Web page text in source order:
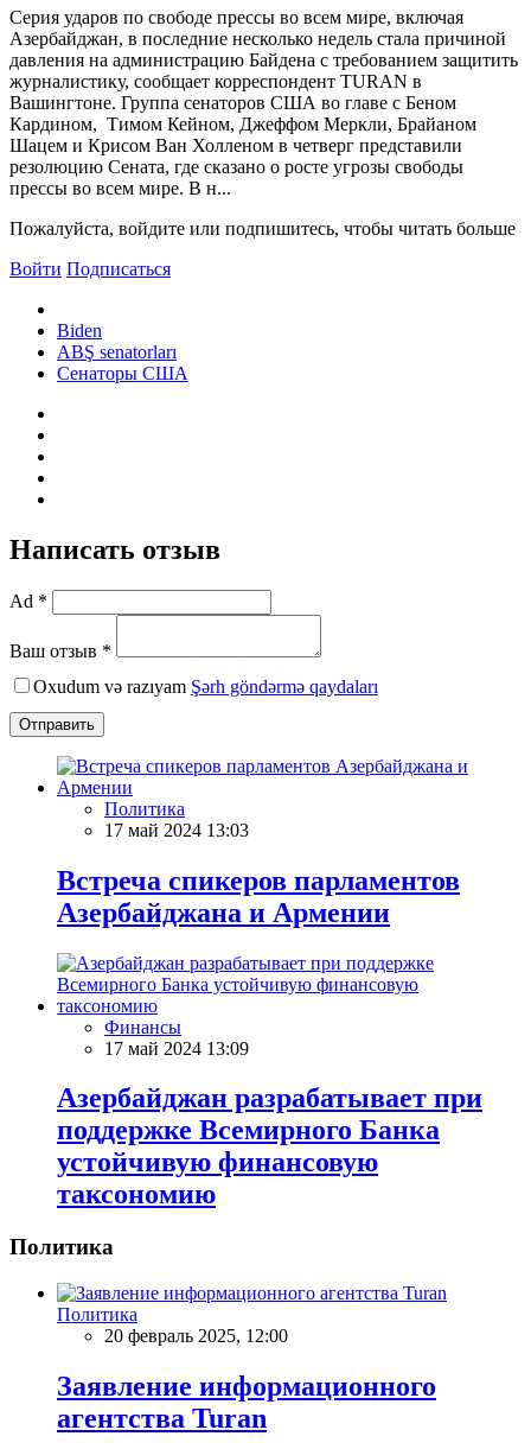
Серия ударов по свободе прессы во всем мире, включая
Азербайджан, в последние несколько недель стала причиной
давления на администрацию Байдена с требованием защитить
журналистику, сообщает корреспондент TURAN в
Вашингтоне. Группа сенаторов США во главе с Беном
Кардином, Тимом Кейном, Джеффом Меркли, Брайаном
Шацем и Крисом Ван Холленом в четверг представили
резолюцию Сената, где сказано о росте угрозы свободы
прессы во всем мире. В н...
Пожалуйста, войдите или подпишитесь, чтобы читать больше
Войти Подписаться
Biden
ABŞ senatorları
Сенаторы США
Написать отзыв
Ad *
Ваш отзыв *
Oxudum və razıyam Şərh göndərmə qaydaları
Отправить
Политика
17 май 2024 13:03
Встреча спикеров парламентов
Азербайджана и Армении
Финансы
17 май 2024 13:09
Азербайджан разрабатывает при
поддержке Всемирного Банка
устойчивую финансовую
таксономию
Политика
Политика
20 февраль 2025, 12:00
Заявление информационного
агентства Turan